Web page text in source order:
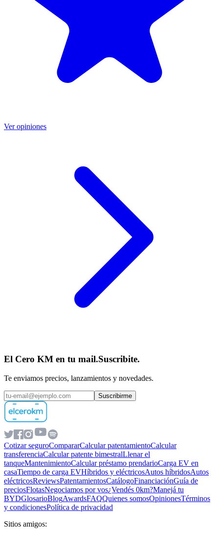
Ver opiniones
El Cero KM en tu mail.Suscribite.
Te enviamos precios, lanzamientos y novedades.
Suscribirme
Cotizar seguroCompararCalcular patentamientoCalcular
transferenciaCalcular patente bimestralLlenar el
tanqueMantenimientoCalcular préstamo prendarioCarga EV en
casaTiempo de carga EVHíbridos y eléctricosAutos híbridosAutos
eléctricosReviewsPatentamientosCatálogoFinanciaciónGuía de
preciosFlotasNegociamos por vos¿Vendés 0km?Manejá tu
BYDGlosarioBlogAwardsFAQQuienes somosOpinionesTérminos
y condicionesPolítica de privacidad
Sitios amigos: